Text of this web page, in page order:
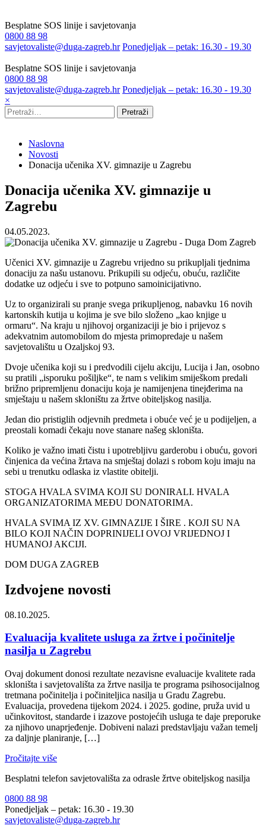
Besplatne SOS linije i savjetovanja
0800 88 98
savjetovaliste@duga-zagreb.hr Ponedjeljak – petak: 16.30 - 19.30
Besplatne SOS linije i savjetovanja
0800 88 98
savjetovaliste@duga-zagreb.hr Ponedjeljak – petak: 16.30 - 19.30
×
Pretraži
Naslovna
Novosti
Donacija učenika XV. gimnazije u Zagrebu
Donacija učenika XV. gimnazije u
Zagrebu
04.05.2023.
Učenici XV. gimnazije u Zagrebu vrijedno su prikupljali tjednima
donaciju za našu ustanovu. Prikupili su odjeću, obuću, različite
dodatke uz odjeću i sve to potpuno samoinicijativno.
Uz to organizirali su pranje svega prikupljenog, nabavku 16 novih
kartonskih kutija u kojima je sve bilo složeno „kao knjige u
ormaru“. Na kraju u njihovoj organizaciji je bio i prijevoz s
adekvatnim automobilom do mjesta primopredaje u našem
savjetovalištu u Ozaljskoj 93.
Dvoje učenika koji su i predvodili cijelu akciju, Lucija i Jan, osobno
su pratili „isporuku pošiljke“, te nam s velikim smiješkom predali
brižno pripremljenu donaciju koja je namijenjena tinejđerima na
smještaju u našem skloništu za žrtve obiteljskog nasilja.
Jedan dio pristiglih odjevnih predmeta i obuće već je u podijeljen, a
preostali komadi čekaju nove stanare našeg skloništa.
Koliko je važno imati čistu i upotrebljivu garderobu i obuću, govori
činjenica da većina žrtava na smještaj dolazi s robom koju imaju na
sebi u trenutku odlaska iz vlastite obitelji.
STOGA HVALA SVIMA KOJI SU DONIRALI. HVALA
ORGANIZATORIMA MEĐU DONATORIMA.
HVALA SVIMA IZ XV. GIMNAZIJE I ŠIRE . KOJI SU NA
BILO KOJI NAČIN DOPRINIJELI OVOJ VRIJEDNOJ I
HUMANOJ AKCIJI.
DOM DUGA ZAGREB
Izdvojene novosti
08.10.2025.
Evaluacija kvalitete usluga za žrtve i počinitelje
nasilja u Zagrebu
Ovaj dokument donosi rezultate nezavisne evaluacije kvalitete rada
skloništa i savjetovališta za žrtve nasilja te programa psihosocijalnog
tretmana počinitelja i počiniteljica nasilja u Gradu Zagrebu.
Evaluacija, provedena tijekom 2024. i 2025. godine, pruža uvid u
učinkovitost, standarde i izazove postojećih usluga te daje preporuke
za njihovo unaprjeđenje. Dobiveni nalazi predstavljaju važan temelj
za daljnje planiranje, […]
Pročitajte više
Besplatni telefon savjetovališta za odrasle žrtve obiteljskog nasilja
0800 88 98
Ponedjeljak – petak: 16.30 - 19.30
savjetovaliste@duga-zagreb.hr